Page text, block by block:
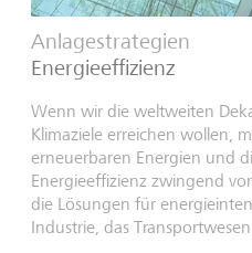
Anlagestrategien
Energieeffizienz
Wenn wir die weltweiten
Klimaziele erreichen wollen,
erneuerbaren Energien und
Energieeffizienz zwingend
die Lösungen für
Industrie, das